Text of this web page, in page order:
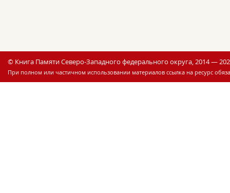
© Книга Памяти Северо-Западного федерального округа, 2014 —
При полном или частичном использовании материалов ссылка на ресурс